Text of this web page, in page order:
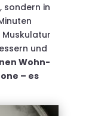
sondern in
und
Wohn-
– es